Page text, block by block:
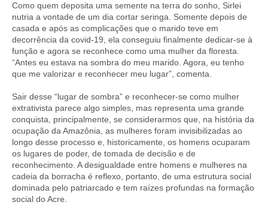
Como quem deposita uma semente na terra do sonho, Sirlei
nutria a vontade de um dia cortar seringa. Somente depois de
casada e após as complicações que o marido teve em
decorrência da covid-19, ela conseguiu finalmente dedicar-se à
função e agora se reconhece como uma mulher da floresta.
“Antes eu estava na sombra do meu marido. Agora, eu tenho
que me valorizar e reconhecer meu lugar”, comenta.
Sair desse “lugar de sombra” e reconhecer-se como mulher
extrativista parece algo simples, mas representa uma grande
conquista, principalmente, se considerarmos que, na história da
ocupação da Amazônia, as mulheres foram invisibilizadas ao
longo desse processo e, historicamente, os homens ocuparam
os lugares de poder, de tomada de decisão e de
reconhecimento. A desigualdade entre homens e mulheres na
cadeia da borracha é reflexo, portanto, de uma estrutura social
dominada pelo patriarcado e tem raízes profundas na formação
social do Acre.